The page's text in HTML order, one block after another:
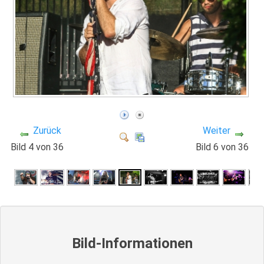
Zurück
Bild 4 von 36
Weiter
Bild 6 von 36
Bild-Informationen